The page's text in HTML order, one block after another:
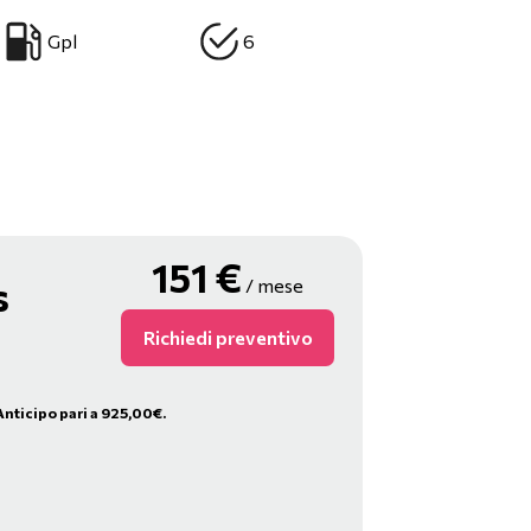
Gpl 6
151€ / mese
Richiedi preventivo
pari a 925,00€.